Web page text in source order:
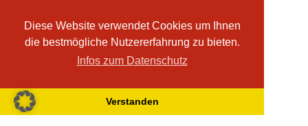
Diese Website verwendet Cookies um Ihnen
die bestmögliche Nutzererfahrung zu bieten.
Infos zum Datenschutz
Verstanden